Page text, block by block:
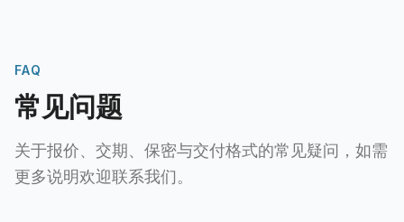
FAQ
常见问题
关于报价、交期、保密与交付格式的常见疑问，如需
更多说明欢迎联系我们。